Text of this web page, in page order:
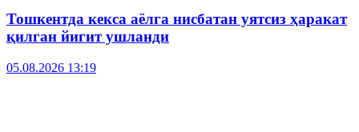
Тошкентда кекса аёлга нисбатан уятсиз ҳаракат
қилган йигит ушланди
05.08.2026 13:19